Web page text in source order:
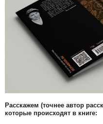
Расскажем (точнее автор
которые происходят в книге: